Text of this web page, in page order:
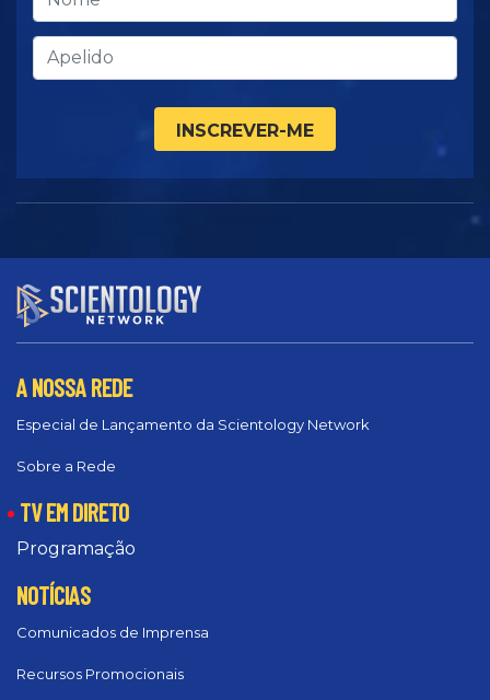
INSCREVER-ME
A NOSSA REDE
Especial de Lançamento da Scientology Network
Sobre a Rede
TV EM DIRETO
Programação
NOTÍCIAS
Comunicados de Imprensa
Recursos Promocionais